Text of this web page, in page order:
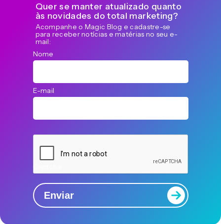
Quer se manter atualizado quanto
às novidades do total marketing?
Acompanhe o Magic Blog e cadastre-se
para receber notícias e matérias no seu e-
mail:
Nome
E-mail
Enviar